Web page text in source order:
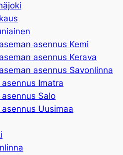
asennus Kemi
asennus Kerava
asennus Savonlinna
Imatra
Salo
Uusimaa